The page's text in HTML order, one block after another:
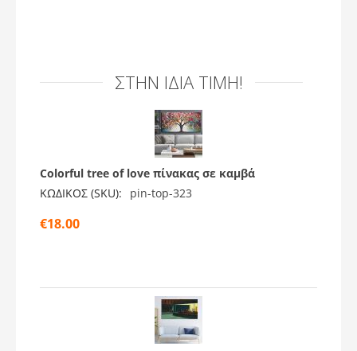
ΣΤΗΝ ΊΔΙΑ ΤΙΜΉ!
Colorful tree of love πίνακας σε καμβά
ΚΩΔΙΚΟΣ (SKU):
pin-top-323
€18.00